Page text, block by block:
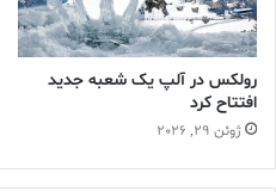
رولکس در آلپ یک شعبه جدید
افتتاح کرد
ژوئن 29, 2026